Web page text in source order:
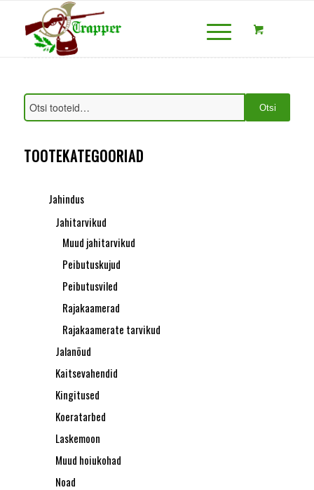
Otsi
TOOTEKATEGOORIAD
Jahindus
Jahitarvikud
Muud jahitarvikud
Peibutuskujud
Peibutusviled
Rajakaamerad
Rajakaamerate tarvikud
Jalanõud
Kaitsevahendid
Kingitused
Koeratarbed
Laskemoon
Muud hoiukohad
Noad